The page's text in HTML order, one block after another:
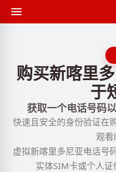
购买新喀里
于
获取一个电话号码
快速且安全的身份验证在
观看
虚拟新喀里多尼亚电话号
实体SIM卡或个人证